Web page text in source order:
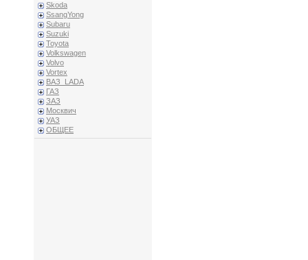
Skoda
SsangYong
Subaru
Suzuki
Toyota
Volkswagen
Volvo
Vortex
ВАЗ_LADA
ГАЗ
ЗАЗ
Москвич
УАЗ
ОБЩЕЕ